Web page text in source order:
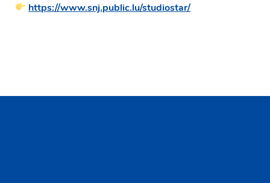
https://www.snj.public.lu/studiostar/